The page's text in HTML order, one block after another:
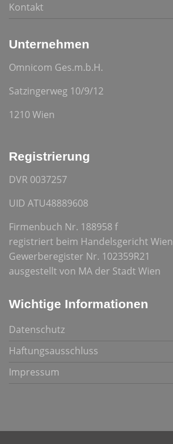
Kontakt
Unternehmen
Omnicom Ges.m.b.H.
Satzingerweg 10/9/12
1210 Wien
Registrierung
DVR 0037257
UID ATU48889608
Firmenbuch Nr. 188958 f
registriert beim Handelsgericht Wien
Gewerberegister Nr. 102359R21
ausgestellt von MA der Stadt Wien
Wichtige Informationen
Datenschutz
Haftungsausschluss
Impressum